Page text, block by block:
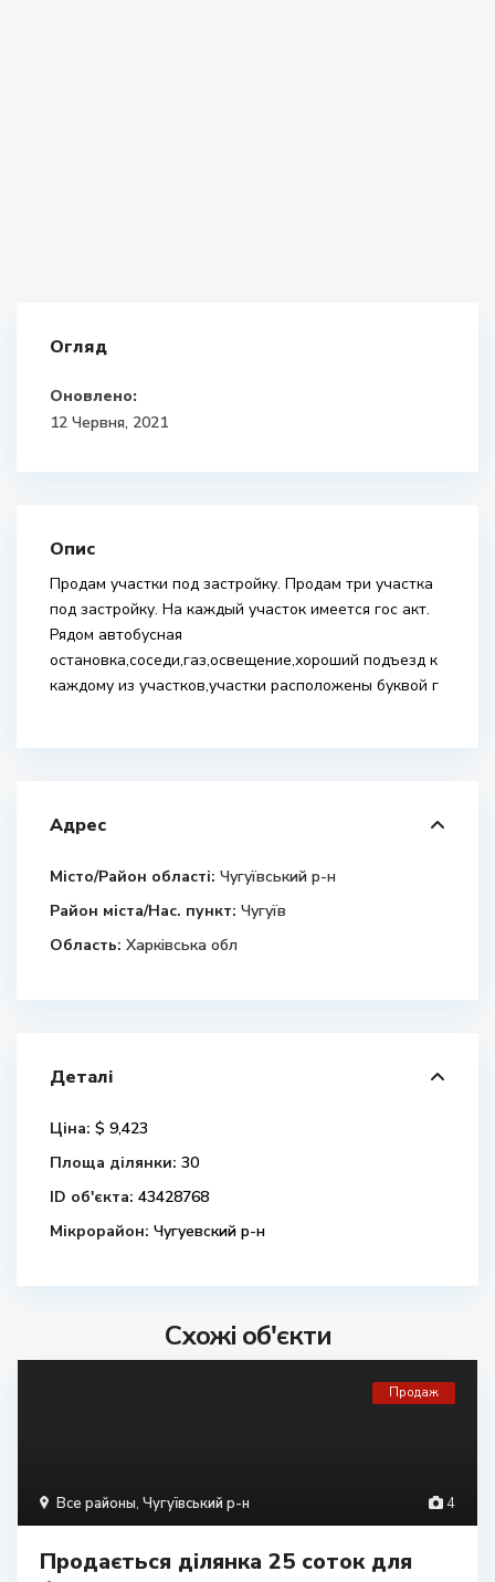
Огляд
Оновлено:
12 Червня, 2021
Опис
Продам участки под застройку. Продам три участка
под застройку. На каждый участок имеется гос акт.
Рядом автобусная
остановка,соседи,газ,освещение,хороший подъезд к
каждому из участков,участки расположены буквой г
Адрес
Місто/Район області: Чугуївський р-н
Район міста/Нас. пункт: Чугуїв
Область: Харківська обл
Деталі
Ціна: $ 9,423
Площа ділянки: 30
ID об'єкта: 43428768
Мікрорайон: Чугуевский р-н
Схожі об'єкти
4
Все районы, Чугуївський р-н
Продаж
Продається ділянка 25 соток для